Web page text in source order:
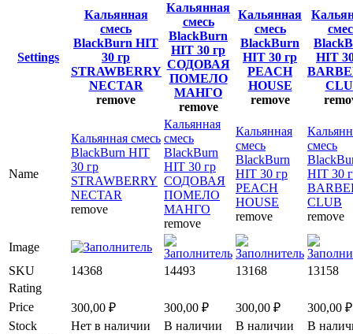
Settings
Кальянная
смесь
BlackBurn HIT
30 гр
STRAWBERRY
NECTAR
remove
Кальянная
смесь
BlackBurn
HIT 30 гр
СОДОВАЯ
ПОМЕЛО
МАНГО
remove
Кальянная
смесь
BlackBurn
HIT 30 гр
PEACH
HOUSE
remove
HIT
Name
Кальянная смесь
BlackBurn HIT
30 гр
STRAWBERRY
NECTAR
remove
Кальянная
смесь
BlackBurn
HIT 30 гр
СОДОВАЯ
ПОМЕЛО
МАНГО
remove
Кальянная
смесь
BlackBurn
HIT 30 гр
PEACH
HOUSE
remove
смесь
HIT 30
CLUB
remove
Image
SKU
14368 14493 13168
13158
Rating
Price
300,00 ₽ 300,00 ₽ 300,00 ₽ 300,00 ₽
Stock
Нет в наличии В наличии В наличии
В